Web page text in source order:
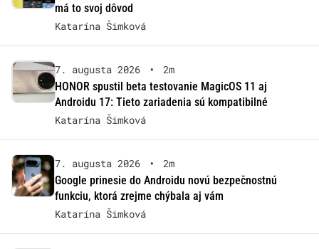
má to svoj dôvod
Katarína Šimková
7. augusta 2026 •
2m
HONOR spustil beta testovanie MagicOS 11 aj
Androidu 17: Tieto zariadenia sú kompatibilné
Katarína Šimková
7. augusta 2026 •
2m
Google prinesie do Androidu novú bezpečnostnú
funkciu, ktorá zrejme chýbala aj vám
Katarína Šimková